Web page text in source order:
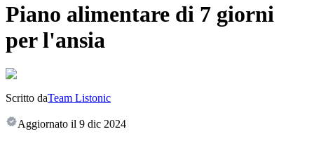
Piano alimentare di 7 giorni
per l'ansia
Scritto daTeam Listonic
Aggiornato il 9 dic 2024